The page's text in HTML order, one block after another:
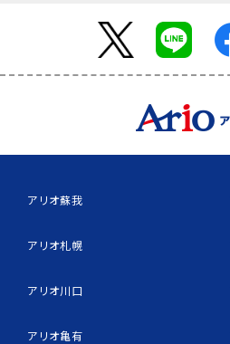
アリオ蘇我
アリオ札幌
アリオ川口
アリオ亀有